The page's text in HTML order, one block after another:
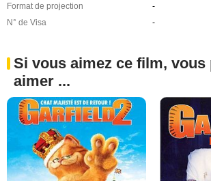
Format de projection
-
N° de Visa
-
Si vous aimez ce film, vous
aimer ...